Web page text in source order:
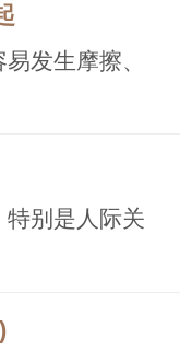
发生摩擦、
别是人际关